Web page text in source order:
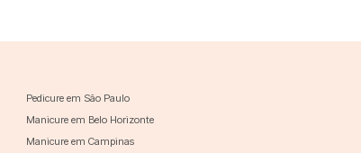
Pedicure em São Paulo
Manicure em Belo Horizonte
Manicure em Campinas